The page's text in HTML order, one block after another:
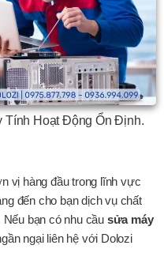
Tính Hoạt Động Ổn Định.
vị hàng đầu trong lĩnh vực
đến cho bạn dịch vụ chất
bạn có nhu cầu sửa máy
ngại liên hệ với Dolozi